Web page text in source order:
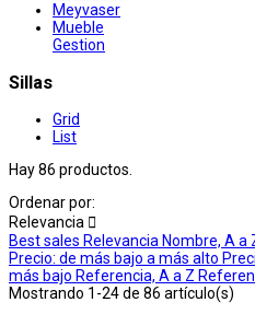
Meyvaser
Mueble
Gestion
Sillas
Grid
List
Hay 86 productos.
Ordenar por:
Relevancia 
Best sales Relevancia Nombre, A a
Precio: de más bajo a más alto
más bajo Referencia, A a Z
Mostrando 1-24 de 86 artículo(s)